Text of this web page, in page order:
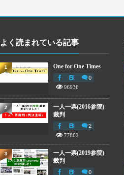
よく読まれている記事
One for One Times
0
96936
1
一人一票(2016参院)
裁判
2
77802
2
一人一票(2019参院)
裁判
0
3